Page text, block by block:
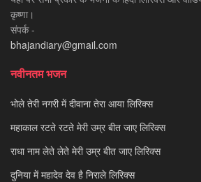
कृष्णा।
संपर्क -
bhajandiary@gmail.com
नवीनतम भजन
भोले तेरी नगरी में दीवाना तेरा आया लिरिक्स
महाकाल रटते रटते मेरी उम्र बीत जाए लिरिक्स
राधा नाम लेते लेते मेरी उम्र बीत जाए लिरिक्स
दुनिया में महादेव देव है निराले लिरिक्स